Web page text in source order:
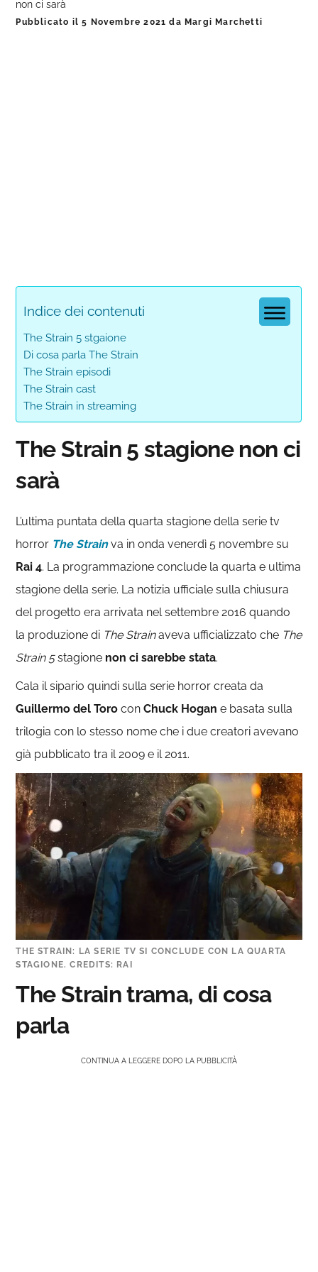
non ci sarà
Pubblicato il5 Novembre 2021 da Margi Marchetti
Indice dei contenuti
The Strain 5 stgaione
Di cosa parla The Strain
The Strain episodi
The Strain cast
The Strain in streaming
The Strain 5 stagione non ci
sarà
L’ultima puntata della quarta stagione della serie tv
horror The Strainva in onda venerdì 5 novembre su
Rai 4. La programmazione conclude la quarta e ultima
stagione della serie. La notizia ufficiale sulla chiusura
del progetto era arrivata nel settembre 2016 quando
la produzione di The Strainaveva ufficializzato che The
Strain 5stagione non ci sarebbe stata.
Cala il sipario quindi sulla serie horror creata da
Guillermo del Toro conChuck Hogan e basata sulla
trilogia con lo stesso nome che i due creatori avevano
già pubblicato tra il 2009 e il 2011.
THE STRAIN: LA SERIE TV SI CONCLUDE CON LA QUARTA
STAGIONE. CREDITS: RAI
The Strain trama, di cosa
parla
CONTINUA A LEGGERE DOPO LA PUBBLICITÀ